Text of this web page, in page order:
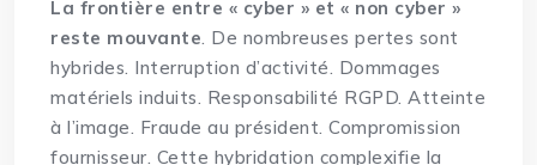
La frontière entre « cyber » et « non cyber »
reste mouvante . De nombreuses pertes sont
hybrides. Interruption d’activité. Dommages
matériels induits. Responsabilité RGPD. Atteinte
à l’image. Fraude au président. Compromission
fournisseur. Cette hybridation complexifie la